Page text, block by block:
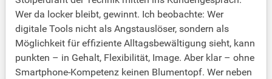
Wer da locker bleibt, gewinnt. Ich beobachte: Wer
digitale Tools nicht als Angstauslöser, sondern als
Möglichkeit für effiziente Alltagsbewältigung sieht, kann
punkten – in Gehalt, Flexibilität, Image. Aber klar – ohne
Smartphone-Kompetenz keinen Blumentopf. Wer neben